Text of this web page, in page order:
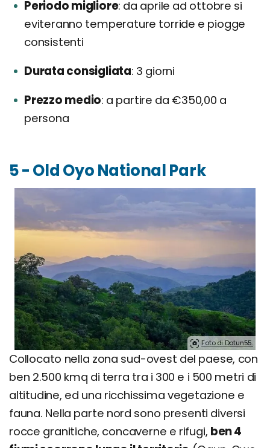
Periodo migliore da aprile ad ottobre si
eviteranno temperature torride e piogge
consistenti
Durata consigliata 3 giorni
Prezzo medio a partire da €350,00 a
persona
5 - Old Oyo National Park
Foto di Dotun55.
Collocato nella zona sud-ovest del paese, con
ben 2.500 kmq di terra tra i 300 e i 500 metri di
altitudine, ed una ricchissima vegetazione e
fauna. Nella parte nord sono presenti diversi
rocce granitiche, concaverne e rifugi, ben 4